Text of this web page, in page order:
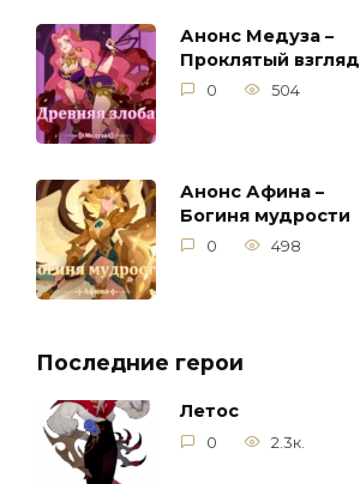
Анонс Медуза –
Проклятый взгляд
0 504
Анонс Афина –
Богиня мудрости
0 498
Последние герои
Летос
0 2.3к.